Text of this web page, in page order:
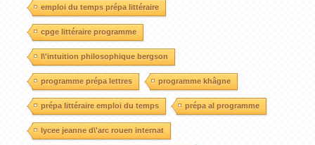
emploi du temps prépa littéraire
cpge littéraire programme
l\'intuition philosophique bergson
programme prépa lettres programme khâgne
prépa littéraire emploi du temps prépa al programme
lycee jeanne d\'arc rouen internat